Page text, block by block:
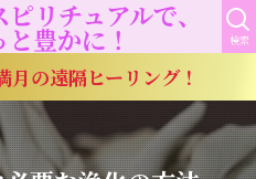
リチュアルで、
豊かに！ 検索
の遠隔ヒーリング！